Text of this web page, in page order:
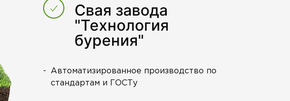
Свая завода
"Технология
бурения"
Автоматизированное производство по
стандартам и ГОСТу